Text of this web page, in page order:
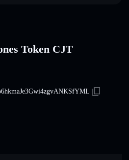
Token CJT